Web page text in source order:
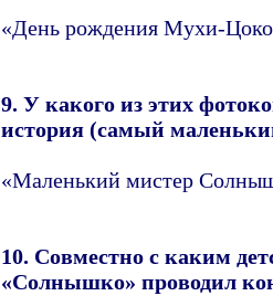
«День рождения Мухи-
9. У какого из этих
история (самый
«Маленький мистер
10. Совместно с каким
«Солнышко» проводил